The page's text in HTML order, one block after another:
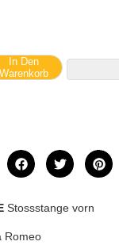
In Den
Stossstange vorn
Romeo